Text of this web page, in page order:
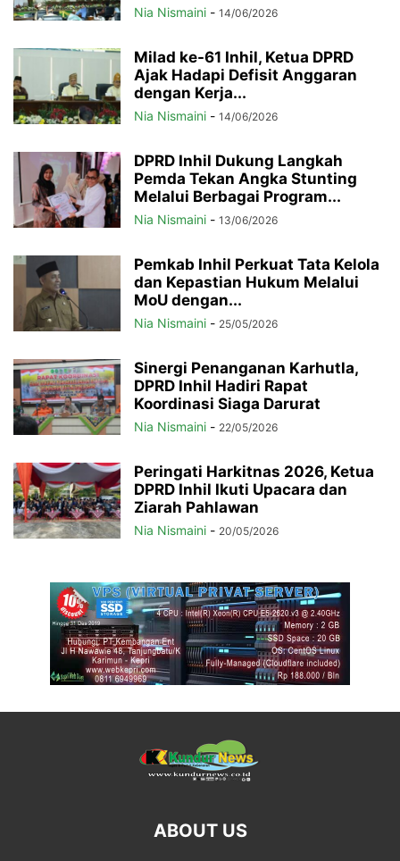
Nia Nismaini - 14/06/2026
Milad ke-61 Inhil, Ketua DPRD
Ajak Hadapi Defisit Anggaran
dengan Kerja...
Nia Nismaini - 14/06/2026
DPRD Inhil Dukung Langkah
Pemda Tekan Angka Stunting
Melalui Berbagai Program...
Nia Nismaini - 13/06/2026
Pemkab Inhil Perkuat Tata Kelola
dan Kepastian Hukum Melalui
MoU dengan...
Nia Nismaini - 25/05/2026
Sinergi Penanganan Karhutla,
DPRD Inhil Hadiri Rapat
Koordinasi Siaga Darurat
Nia Nismaini - 22/05/2026
Peringati Harkitnas 2026, Ketua
DPRD Inhil Ikuti Upacara dan
Ziarah Pahlawan
Nia Nismaini - 20/05/2026
ABOUT US